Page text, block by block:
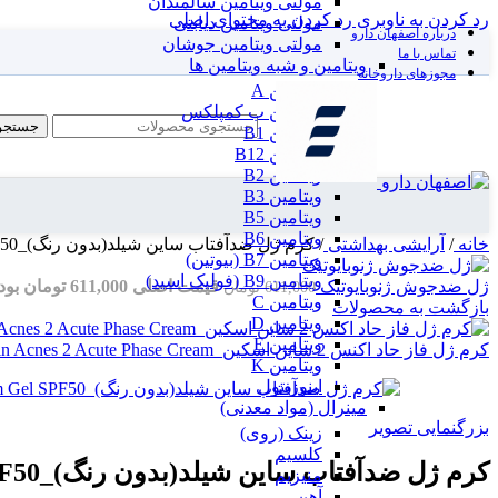
رد کردن به ناوبری رد کردن به محتوای اصلی
درباره اصفهان دارو
تماس با ما
مجوزهای داروخانه
مولتی ویتامین دیابتی
مولتی ویتامین جوشان
ویتامین و شبه ویتامین ها
ویتامین A
ویتامین ب کمپلکس
ویتامین B1
ویتامین B12
ویتامین B2
ویتامین B3
ویتامین B5
ویتامین B6
ویتامین B7 (بیوتین)
ویتامین B9 (فولیک اسید)
ویتامین C
ویتامین D
ویتامین E
ویتامین K
اینوزیتول
مینرال (مواد معدنی)
زینک (روی)
کلسیم
منیزیم
خانه/ آرایشی بهداشتی/ کرم ژل ضدآفتاب ساین شیلد(بدون رنگ)_SynSkin Synshield Sunscreen Cream Gel SPF50
ژل ضدجوش ژنوبایوتیک611,000 تومان قیمت اصلی 611,000 تومان بود.
بازگشت به محصولات
کرم ژل فاز حاد اکنس 2 ساین اسکین_SynSkin Acnes 2 Acute Phase Cream
بزرگنمایی تصویر
کرم ژل ضدآفتاب ساین شیلد(بدون رنگ)_SynSkin Synshield Sunscreen Cream Gel SPF50